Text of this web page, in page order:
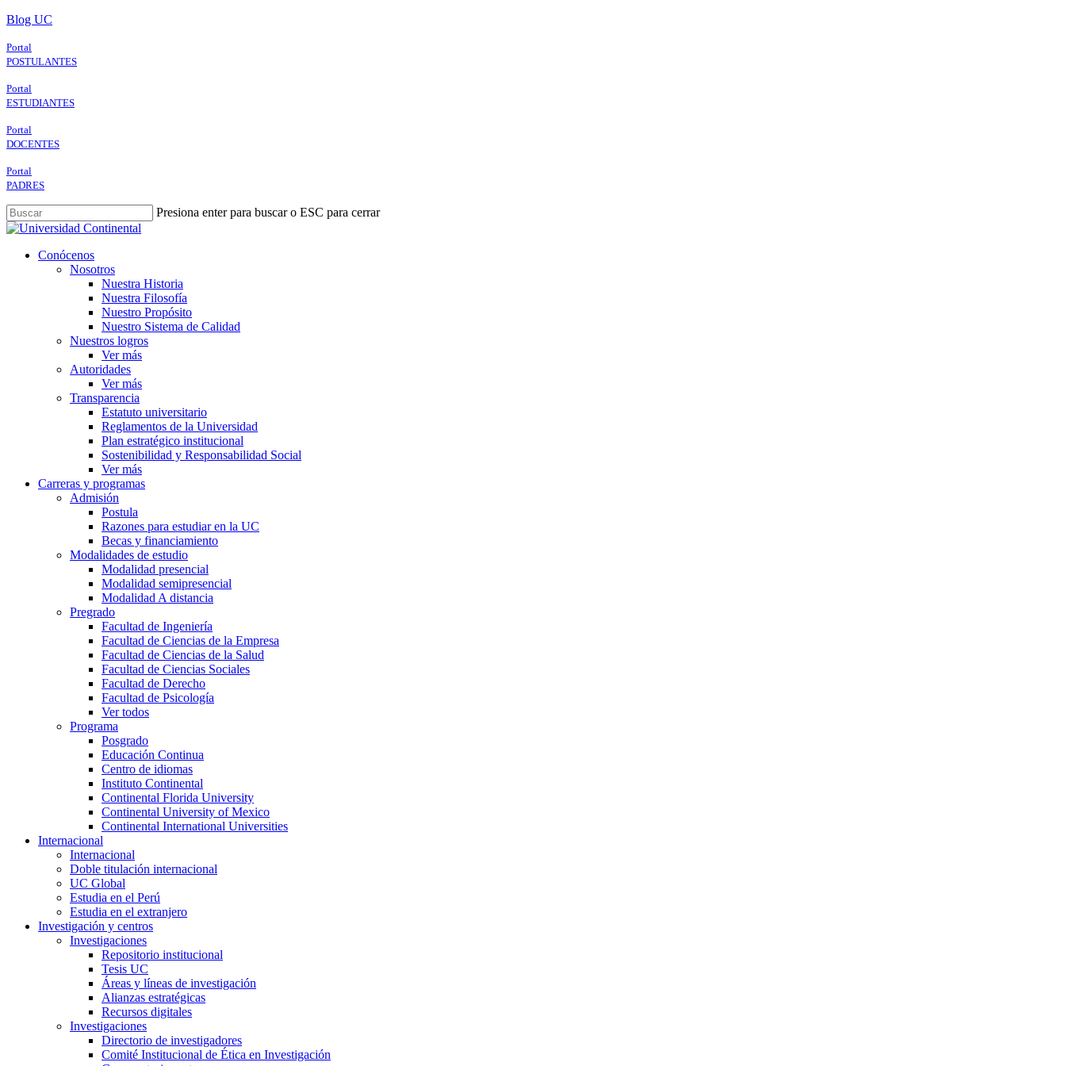
Skip
main
content
Blog UC
Portal
POSTULANTES
Portal
ESTUDIANTES
Portal
DOCENTES
Portal
PADRES
Presiona enter para buscar o ESC para cerrar
Close
search
Menu
Conócenos
Nosotros
Nuestra Historia
Nuestra Filosofía
Nuestro Propósito
Nuestro Sistema de Calidad
Nuestros logros
Ver más
Autoridades
Ver más
Transparencia
Estatuto universitario
Reglamentos de la Universidad
Plan estratégico institucional
Sostenibilidad y Responsabilidad Social
Ver más
Carreras y programas
Admisión
Postula
Razones para estudiar en la UC
Becas y financiamiento
Modalidades de estudio
Modalidad presencial
Modalidad semipresencial
Modalidad A distancia
Pregrado
Facultad de Ingeniería
Facultad de Ciencias de la Empresa
Facultad de Ciencias de la Salud
Facultad de Ciencias Sociales
Facultad de Derecho
Facultad de Psicología
Ver todos
Programa
Posgrado
Educación Continua
Centro de idiomas
Instituto Continental
Continental Florida University
Continental University of Mexico
Continental International Universities
Internacional
Internacional
Doble titulación internacional
UC Global
Estudia en el Perú
Estudia en el extranjero
Investigación y centros
Investigaciones
Repositorio institucional
Tesis UC
Áreas y líneas de investigación
Alianzas estratégicas
Recursos digitales
Investigaciones
Directorio de investigadores
Comité Institucional de Ética en Investigación